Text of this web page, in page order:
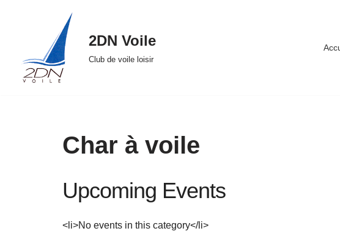
contenu
2DN Voile
Club de voile loisir
Char à voile
Upcoming Events
<li>No events in this category</li>